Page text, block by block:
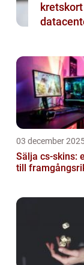
03 december
Sälja cs-skins:
till